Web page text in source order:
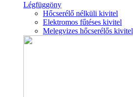
Légfüggöny
Hőcserélő nélküli kivitel
Elektromos fűtéses kivitel
Melegvizes hőcserélős kivitel